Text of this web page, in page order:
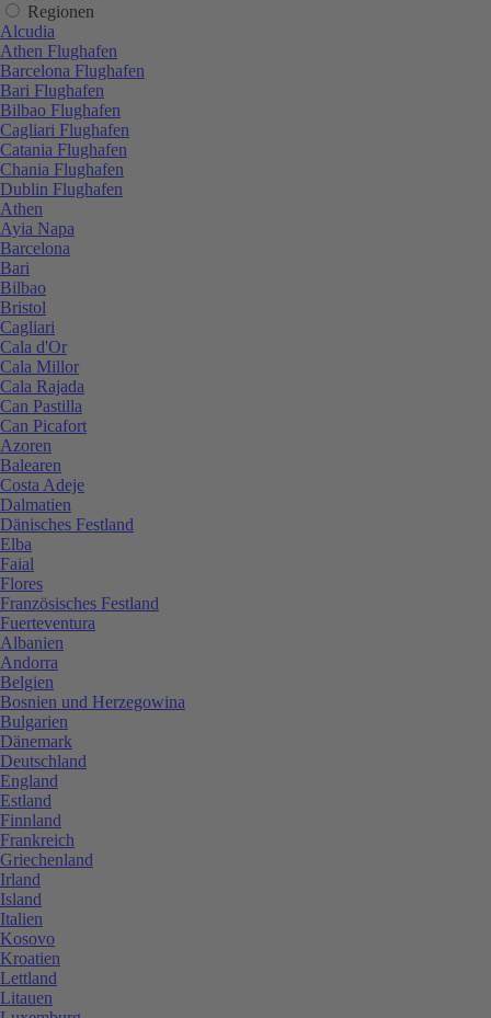
Regionen
Alcudia
Athen Flughafen
Barcelona Flughafen
Bari Flughafen
Bilbao Flughafen
Cagliari Flughafen
Catania Flughafen
Chania Flughafen
Dublin Flughafen
Athen
Ayia Napa
Barcelona
Bari
Bilbao
Bristol
Cagliari
Cala d'Or
Cala Millor
Cala Rajada
Can Pastilla
Can Picafort
Azoren
Balearen
Costa Adeje
Dalmatien
Dänisches Festland
Elba
Faial
Flores
Französisches Festland
Fuerteventura
Albanien
Andorra
Belgien
Bosnien und Herzegowina
Bulgarien
Dänemark
Deutschland
England
Estland
Finnland
Frankreich
Griechenland
Irland
Island
Italien
Kosovo
Kroatien
Lettland
Litauen